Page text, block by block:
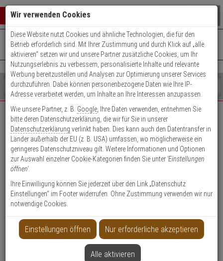
Warenkorb schließen
0 ARTIKEL IM WARENKORB
Ihr Warenkorb ist momentan leer.
Ergebnisse ()
Fertig
Shop
durchsuchen
Bitte
geben
Sie
mindestens
Zeichen
ein,
um
Suche
Es
wurde
noch
Kategorien
Suche
gestartet
+49 (0)821 899 493-0Mo. - Do.: 8:00 - 16:30 | Fr.: 8:00 - 14:00 Uhr
Kontaktservice nutzen
EXPERT-Security für Privatkunden
Das Beste für Ihre Sicherheit!
Geschäftskunden-
Konto anlegen
anlegen
Name & Anschrift
Wir verwenden Cookies
Diese Website nutzt Cookies und ähnliche Technologien, die für den
Betrieb erforderlich sind. Mit Ihrer Zustimmung und durch Klick auf „alle
aktivieren“ setzen wir und unsere Partner zusätzliche Cookies, um Ihr
Nutzungserlebnis zu verbessern, personalisierte Inhalte und relevante
Werbung bereitzustellen und Analysen zur Optimierung unserer Services
durchzuführen. Dabei können personenbezogene Daten wie Ihre IP-
Adresse verarbeitet werden, um Inhalte an Ihre Interessen anzupassen.
Wie unsere Partner, z. B. Google , Ihre Daten verwenden, entnehmen Sie
bitte deren Datenschutzerklärung, die wir für Sie in unserer
Datenschutzerklärung verlinkt haben. Dies kann auch den Datentransfer in
Länder außerhalb der EU (z. B. USA) umfassen, wo möglicherweise ein
geringeres Datenschutzniveau gilt. Weitere Informationen und Optionen
zur Auswahl einzelner Cookie-Kategorien finden Sie unter 'Einstellungen
öffnen'.
Ihre Einwilligung können Sie jederzeit über den Link „Datenschutz
Einstellungen“ im Footer widerrufen. Ohne Zustimmung verwenden wir nur
notwendige Cookies.
Einstellungen öffnen Nur erforderliche akzeptieren
Alle aktivieren